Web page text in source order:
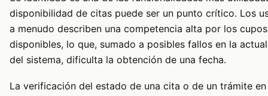
disponibilidad de citas puede ser un punto crítico. Los
a menudo describen una competencia alta por los cupos
disponibles, lo que, sumado a posibles fallos en la
del sistema, dificulta la obtención de una fecha.
La verificación del estado de una cita o de un trámite